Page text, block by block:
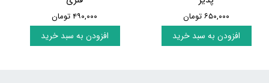
۶۵۰,۰۰۰ تومان
افزودن به سبد خرید
۴۹۰,۰۰۰ تومان
افزودن به سبد خرید